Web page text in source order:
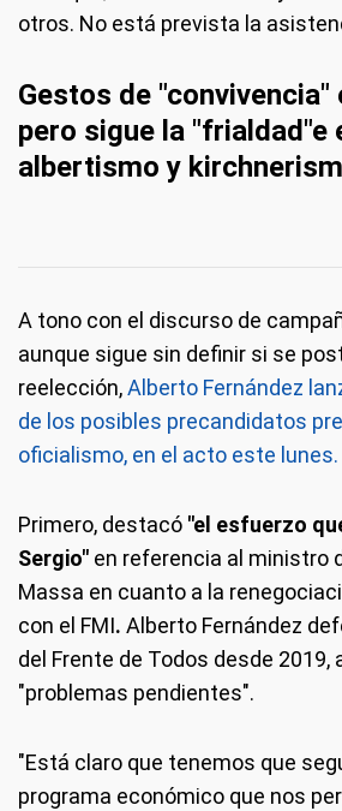
otros. No está prevista la
Gestos de "convivencia"
pero sigue la "frialdad"e
albertismo y
A tono con el discurso de
aunque sigue sin definir si se
reelección,Alberto Fernández
de los posibles precandidatos
oficialismo, en el acto este lunes.
Primero, destacó "el esfuerzo
Sergio" en referencia al ministro
Massa en cuanto a la
con el FMI. Alberto Fernández
del Frente de Todos desde 2019,
"problemas pendientes".
"Está claro que tenemos que
programa económico que nos